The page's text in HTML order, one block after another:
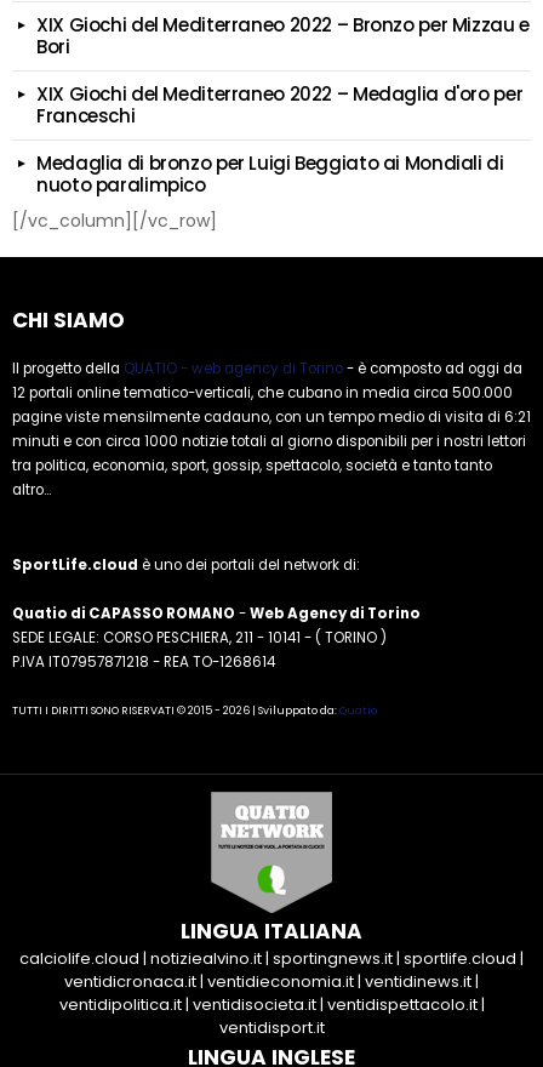
XIX Giochi del Mediterraneo 2022 – Bronzo per Mizzau e
Bori
XIX Giochi del Mediterraneo 2022 – Medaglia d'oro per
Franceschi
Medaglia di bronzo per Luigi Beggiato ai Mondiali di
nuoto paralimpico
[/vc_column][/vc_row]
CHI SIAMO
Il progetto della QUATIO - web agency di Torino- è composto ad oggi da
12 portali online tematico-verticali, che cubano in media circa 500.000
pagine viste mensilmente cadauno, con un tempo medio di visita di 6:21
minuti e con circa 1000 notizie totali al giorno disponibili per i nostri lettori
tra politica, economia, sport, gossip, spettacolo, società e tanto tanto
altro...
SportLife.cloud è uno dei portali del network di:
Quatio di CAPASSO ROMANO -Web Agency di Torino
SEDE LEGALE: CORSO PESCHIERA, 211 - 10141 - ( TORINO )
P.IVA IT07957871218 - REA TO-1268614
TUTTI I DIRITTI SONO RISERVATI © 2015 - 2026 | Sviluppato da:Quatio
LINGUA ITALIANA
calciolife.cloud | notiziealvino.it| sportingnews.it| sportlife.cloud |
ventidicronaca.it| ventidieconomia.it| ventidinews.it|
ventidipolitica.it| ventidisocieta.it| ventidispettacolo.it|
ventidisport.it
LINGUA INGLESE